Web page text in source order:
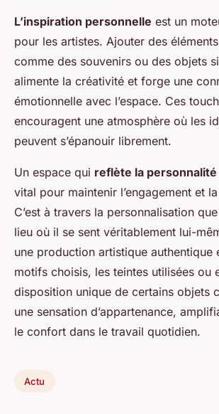
L’inspiration personnelle est un
pour les artistes. Ajouter des
comme des souvenirs ou des objets
alimente la créativité et forge une
émotionnelle avec l’espace. Ces
encouragent une atmosphère où les
peuvent s’épanouir librement.
Un espace qui reflète la personnalité
vital pour maintenir l’engagement et
C’est à travers la personnalisation
lieu où il se sent véritablement lui-
une production artistique authentique
motifs choisis, les teintes utilisées ou
disposition unique de certains objets
une sensation d’appartenance,
le confort dans le travail quotidien.
Actu